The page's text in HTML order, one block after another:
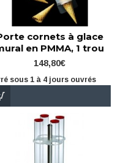
cornets à glace
en PMMA, 1 trou
148,80€
sous 1 à 4 jours ouvrés